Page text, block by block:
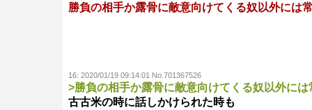
勝負の相手か露骨に敵意向けてくる奴以外には
16: 2020/01/19 09:14:01 No.701367526
>勝負の相手か露骨に敵意向けてくる奴以外に
古古米の時に話しかけられた時も